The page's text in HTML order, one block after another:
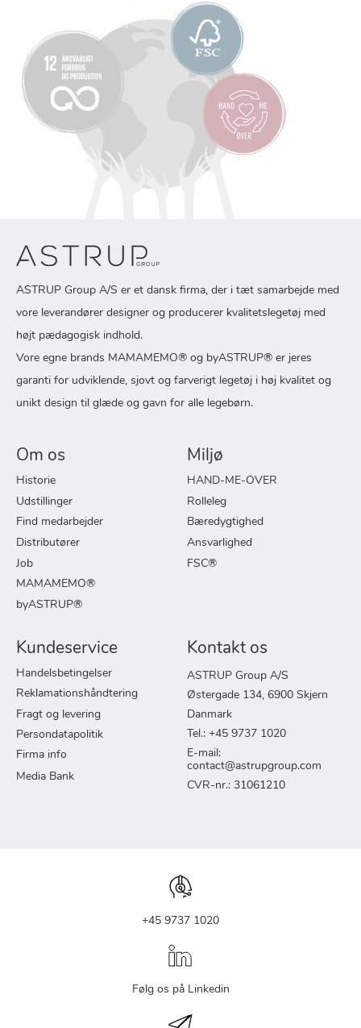
ASTRUP Group A/S er et dansk firma, der i tæt samarbejde med
vore leverandører designer og producerer kvalitetslegetøj med
højt pædagogisk indhold.
Vore egne brands MAMAMEMO® og byASTRUP® er jeres
garanti for udviklende, sjovt og farverigt legetøj i høj kvalitet og
unikt design til glæde og gavn for alle legebørn.
Om os
Historie
Udstillinger
Find medarbejder
Distributører
Job
MAMAMEMO®
byASTRUP®
Miljø
HAND-ME-OVER
Rolleleg
Bæredygtighed
Ansvarlighed
FSC®
Kundeservice
Handelsbetingelser
Reklamationshåndtering
Fragt og levering
Persondatapolitik
Firma info
Media Bank
Kontakt os
ASTRUP Group A/S
Østergade 134, 6900 Skjern
Danmark
Tel.: +45 9737 1020
E-mail:
contact@astrupgroup.com
CVR-nr.: 31061210
+45 9737 1020
Følg os på Linkedin